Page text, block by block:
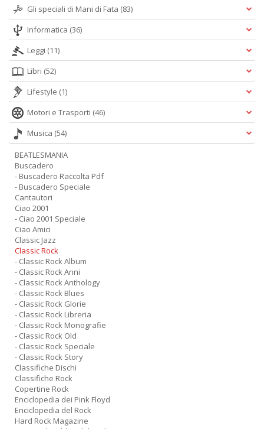
Gli speciali di Mani di Fata (83)
Informatica (36)
Leggi (11)
Libri (52)
Lifestyle (1)
Motori e Trasporti (46)
Musica (54)
BEATLESMANIA
Buscadero
- Buscadero Raccolta Pdf
- Buscadero Speciale
Cantautori
Ciao 2001
- Ciao 2001 Speciale
Ciao Amici
Classic Jazz
Classic Rock
- Classic Rock Album
- Classic Rock Anni
- Classic Rock Anthology
- Classic Rock Blues
- Classic Rock Glorie
- Classic Rock Libreria
- Classic Rock Monografie
- Classic Rock Old
- Classic Rock Speciale
- Classic Rock Story
Classifiche Dischi
Classifiche Rock
Copertine Rock
Enciclopedia dei Pink Floyd
Enciclopedia del Rock
Hard Rock Magazine